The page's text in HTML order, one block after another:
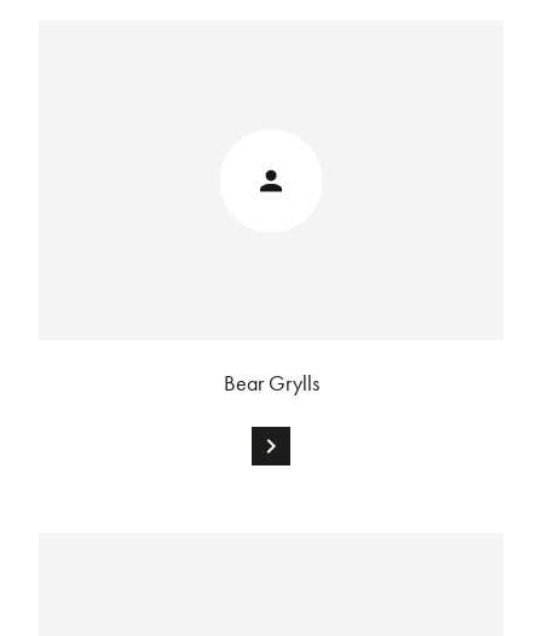
Bear Grylls
chevron_right